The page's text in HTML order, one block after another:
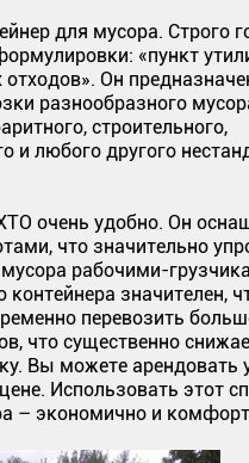
для мусора. Строго
«пункт
Он
разнообразного
строительного,
и любого другого
очень удобно. Он
что значительно
мусора рабочими-
контейнера значителен,
перевозить
что существенно
Вы можете арендовать
Использовать этот
– экономично и